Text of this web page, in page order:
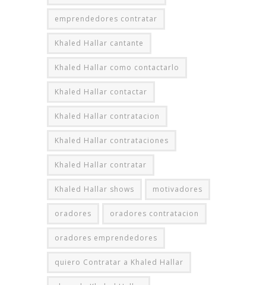
emprendedores contratar
Khaled Hallar cantante
Khaled Hallar como contactarlo
Khaled Hallar contactar
Khaled Hallar contratacion
Khaled Hallar contrataciones
Khaled Hallar contratar
Khaled Hallar shows motivadores
oradores oradores contratacion
oradores emprendedores
quiero Contratar a Khaled Hallar